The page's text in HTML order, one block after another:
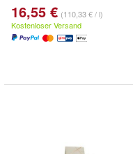
16,55 € (110,33 € / l)
Kostenloser Versand